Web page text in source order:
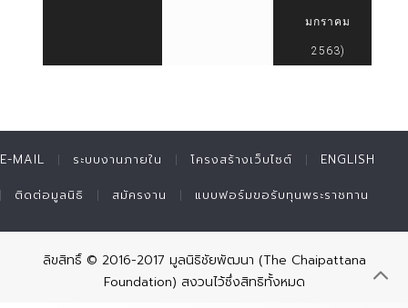
มกราคม
2563)
E-MAIL ระบบงานภายใน โครงสร้างเว็บไซต์ ENGLISH
ติดต่อมูลนิธิ สมัครงาน แบบฟอร์มขอรับทุนพระราชทาน
ลิขสิทธิ์ © 2016-2017 มูลนิธิชัยพัฒนา (The Chaipattana
Foundation) สงวนไว้ซึ่งสิทธิทั้งหมด